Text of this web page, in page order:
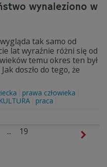
wynaleziono w
tak samo od
lat wyraźnie różni się od
temu okres ten był
doszło do tego, że
prawa człowieka
KULTURA praca
... 19